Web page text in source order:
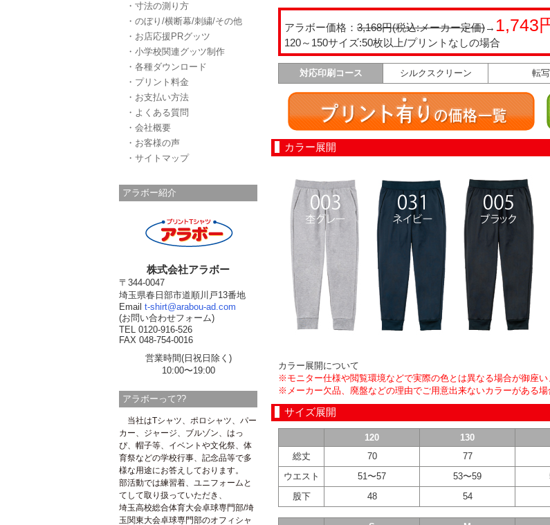
・寸法の測り方
・のぼり/横断幕/刺繍/その他
・お店応援PRグッツ
・小学校関連グッツ制作
・各種ダウンロード
・プリント料金
・お支払い方法
・よくある質問
・会社概要
・お客様の声
・サイトマップ
アラボー紹介
株式会社アラボー
〒344-0047
埼玉県春日部市道順川戸13番地
Email t-shirt@arabou-ad.com
(お問い合わせフォーム)
TEL 0120-916-526
FAX 048-754-0016
営業時間(日祝日除く)
10:00〜19:00
アラボーって??
当社はTシャツ、ポロシャツ、パー
カー、ジャージ、ブルゾン、はっ
ぴ、帽子等、イベントや文化祭、体
育祭などの学校行事、記念品等で多
様な用途にお答えしております。
部活動では練習着、ユニフォームと
てして取り扱っていただき、
埼玉高校総合体育大会卓球専門部/埼
玉関東大会卓球専門部のオフィシャ
アラボー価格： 3,168円(税込:メーカー定価)→ 1,743
120～150サイズ:50枚以上/プリントなしの場合
対応印刷コース シルクスクリーン 転写
カラー展開
カラー展開について
※モニター仕様や閲覧環境などで実際の色とは異なる場合が御座い
※メーカー欠品、廃盤などの理由でご用意出来ないカラーがある場
サイズ展開
120 130
総丈
70 77
ウエスト
51〜57 53〜59
股下
48 54